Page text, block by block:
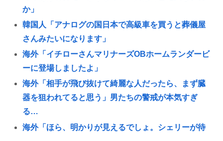
か」
韓国人「アナログの国日本で高級車を買うと葬儀屋
さんみたいになります」
海外「イチローさんマリナーズOBホームランダービ
ーに登場しましたよ」
海外「相手が飛び抜けて綺麗な人だったら、まず臓
器を狙われてると思う」男たちの警戒が本気すぎ
る…
海外「ほら、明かりが見えるでしょ。シェリーが待